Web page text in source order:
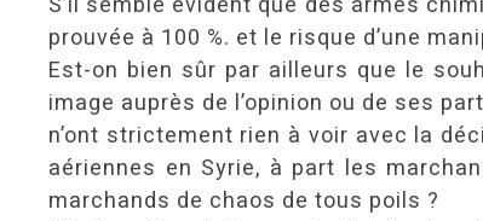
prouvée à 100 %. et le risque d’une
Est-on bien sûr par ailleurs que le
image auprès de l’opinion ou de ses
n’ont strictement rien à voir avec la
aériennes en Syrie, à part les
marchands de chaos de tous poils ?